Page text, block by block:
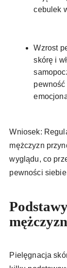
cebulek
Wzrost
skórę i
Wniosek:
mężczyzn
wyglądu, co
pewności
mężczyzn
Pielęgnacja